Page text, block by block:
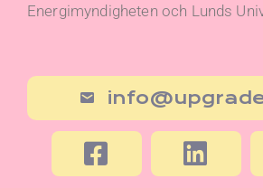
Energimyndigheten och Lunds